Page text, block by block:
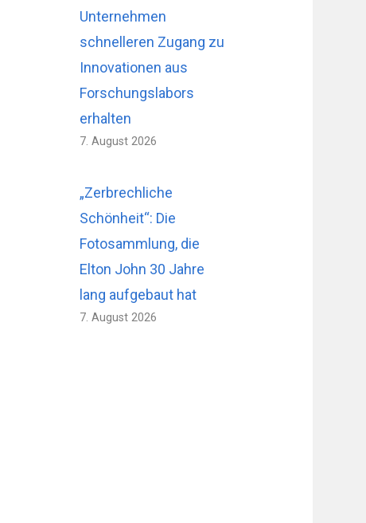
Unternehmen
schnelleren Zugang zu
Innovationen aus
Forschungslabors
erhalten
7. August 2026
„Zerbrechliche
Schönheit“: Die
Fotosammlung, die
Elton John 30 Jahre
lang aufgebaut hat
7. August 2026